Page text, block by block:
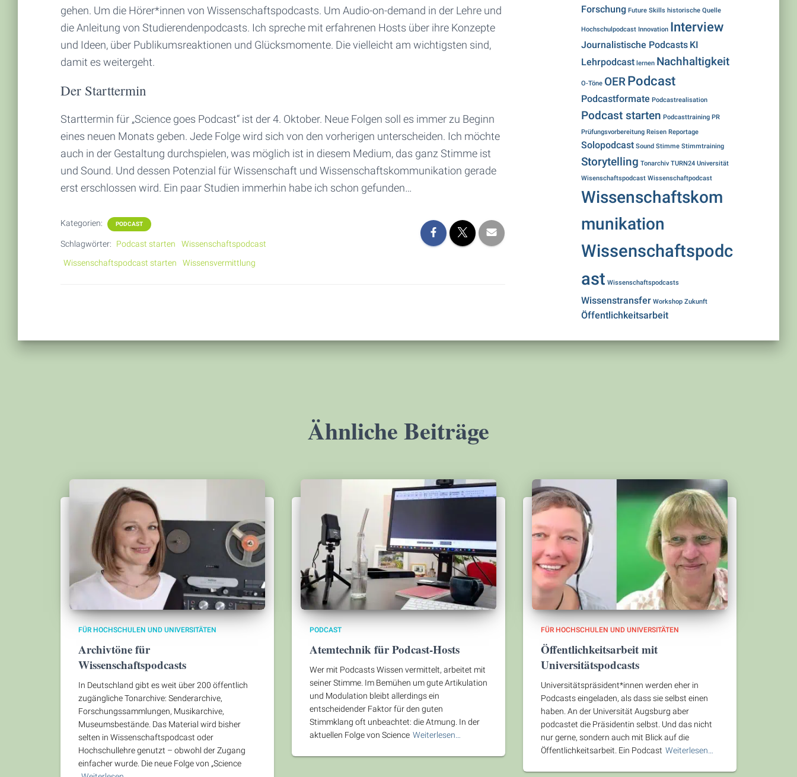
gehen. Um die Hörer*innen von Wissenschaftspodcasts. Um Audio-on-demand in der Lehre und
die Anleitung von Studierendenpodcasts. Ich spreche mit erfahrenen Hosts über ihre Konzepte
und Ideen, über Publikumsreaktionen und Glücksmomente. Die vielleicht am wichtigsten sind,
damit es weitergeht.
Der Starttermin
Starttermin für „Science goes Podcast“ ist der 4. Oktober. Neue Folgen soll es immer zu Beginn
eines neuen Monats geben. Jede Folge wird sich von den vorherigen unterscheiden. Ich möchte
auch in der Gestaltung durchspielen, was möglich ist in diesem Medium, das ganz Stimme ist
und Sound. Und dessen Potenzial für Wissenschaft und Wissenschaftskommunikation gerade
erst erschlossen wird. Ein paar Studien immerhin habe ich schon gefunden…
Kategorien: PODCAST
Schlagwörter: Podcast starten
Wissenschaftspodcast
Wissenschaftspodcast starten
Wissensvermittlung
Forschung Future Skills historische Quelle
Hochschulpodcast Innovation Interview
Journalistische Podcasts KI
Lehrpodcast lernen Nachhaltigkeit
O-Töne OERPodcast
Podcastformate Podcastrealisation
Podcast starten Podcasttraining PR
Prüfungsvorbereitung Reisen Reportage
Solopodcast Sound Stimme Stimmtraining
Storytelling Tonarchiv TURN24 Universität
Wisenschaftspodcast Wissenschaftpodcast
Wissenschaftskom
munikation
Wissenschaftspodc
ast Wissenschaftspodcasts
Wissenstransfer Workshop Zukunft
Öffentlichkeitsarbeit
Ähnliche Beiträge
FÜR HOCHSCHULEN UND UNIVERSITÄTEN
Archivtöne für
Wissenschaftspodcasts
In Deutschland gibt es weit über 200 öffentlich
zugängliche Tonarchive: Senderarchive,
Forschungssammlungen, Musikarchive,
Museumsbestände. Das Material wird bisher
selten in Wissenschaftspodcast oder
Hochschullehre genutzt – obwohl der Zugang
einfacher wurde. Die neue Folge von „Science
PODCAST
Atemtechnik für Podcast-Hosts
Wer mit Podcasts Wissen vermittelt, arbeitet mit
seiner Stimme. Im Bemühen um gute Artikulation
und Modulation bleibt allerdings ein
entscheidender Faktor für den guten
Stimmklang oft unbeachtet: die Atmung. In der
aktuellen Folge von Science Weiterlesen…
FÜR HOCHSCHULEN UND UNIVERSITÄTEN
Öffentlichkeitsarbeit mit
Universitätspodcasts
Universitätspräsident*innen werden eher in
Podcasts eingeladen, als dass sie selbst einen
haben. An der Universität Augsburg aber
podcastet die Präsidentin selbst. Und das nicht
nur gerne, sondern auch mit Blick auf die
Öffentlichkeitsarbeit. Ein Podcast Weiterlesen…